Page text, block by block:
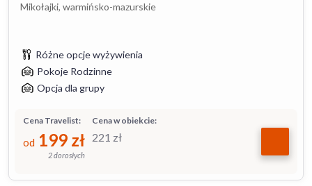
Mikołajki, warmińsko-mazurskie
Różne opcje wyżywienia
Pokoje Rodzinne
Opcja dla grupy
Cena w obiekcie:
221 zł
Cena Travelist:
od 199 zł
2 dorosłych